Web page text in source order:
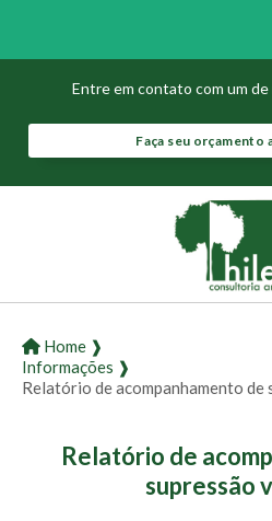
Entre em contato com um
Faça seu orçamento
Home ❱
Informações ❱
Relatório de acompanhamento de
Relatório de
supressão